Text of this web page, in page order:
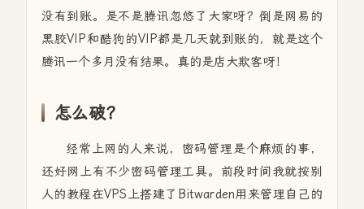
没有到账。是不是腾讯忽悠了大家呀？倒是网易的
黑胶VIP和酷狗的VIP都是几天就到账的，就是这个
腾讯一个多月没有结果。真的是店大欺客呀！
怎么破？
经常上网的人来说，密码管理是个麻烦的事，
还好网上有不少密码管理工具。前段时间我就按别
人的教程在VPS上搭建了 Bitwarden用来管理自己的